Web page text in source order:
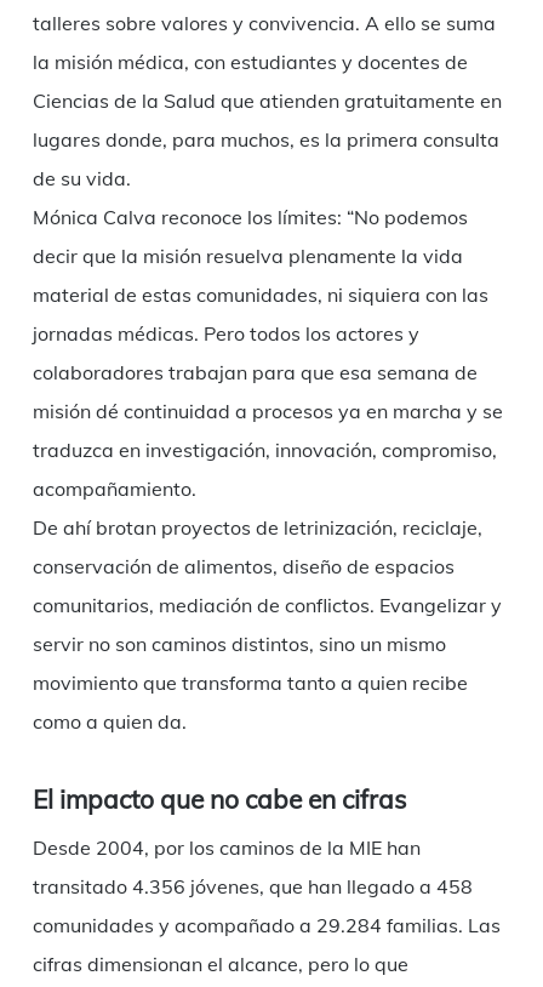
talleres sobre valores y convivencia. A ello se suma
la misión médica, con estudiantes y docentes de
Ciencias de la Salud que atienden gratuitamente en
lugares donde, para muchos, es la primera consulta
de su vida.
Mónica Calva reconoce los límites: “No podemos
decir que la misión resuelva plenamente la vida
material de estas comunidades, ni siquiera con las
jornadas médicas. Pero todos los actores y
colaboradores trabajan para que esa semana de
misión dé continuidad a procesos ya en marcha y se
traduzca en investigación, innovación, compromiso,
acompañamiento.
De ahí brotan proyectos de letrinización, reciclaje,
conservación de alimentos, diseño de espacios
comunitarios, mediación de conflictos. Evangelizar y
servir no son caminos distintos, sino un mismo
movimiento que transforma tanto a quien recibe
como a quien da.
El impacto que no cabe en cifras
Desde 2004, por los caminos de la MIE han
transitado 4.356 jóvenes, que han llegado a 458
comunidades y acompañado a 29.284 familias. Las
cifras dimensionan el alcance, pero lo que